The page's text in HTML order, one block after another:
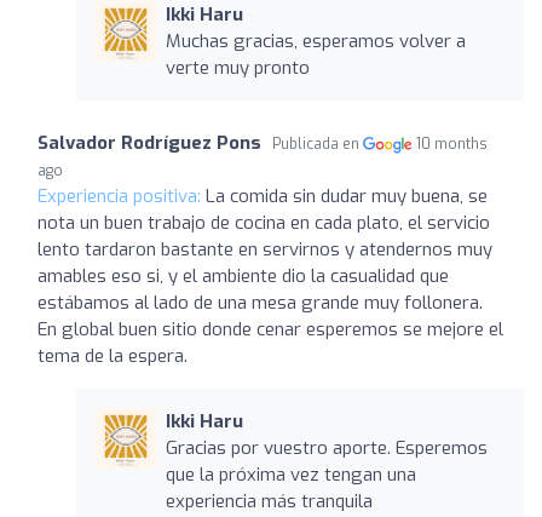
Ikki Haru
Muchas gracias, esperamos volver a
verte muy pronto
Salvador Rodríguez Pons Publicada en
10 months
ago
Experiencia positiva: La comida sin dudar muy buena, se
nota un buen trabajo de cocina en cada plato, el servicio
lento tardaron bastante en servirnos y atendernos muy
amables eso si, y el ambiente dio la casualidad que
estábamos al lado de una mesa grande muy follonera.
En global buen sitio donde cenar esperemos se mejore el
tema de la espera.
Ikki Haru
Gracias por vuestro aporte. Esperemos
que la próxima vez tengan una
experiencia más tranquila